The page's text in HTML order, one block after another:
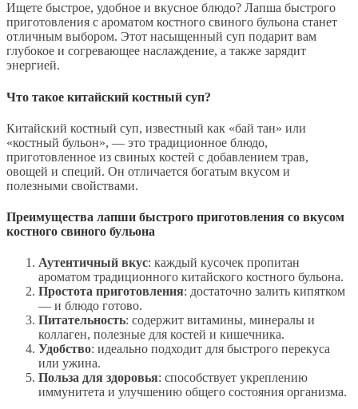
Ищете быстрое, удобное и вкусное блюдо? Лапша быстрого
приготовления с ароматом костного свиного бульона станет
отличным выбором. Этот насыщенный суп подарит вам
глубокое и согревающее наслаждение, а также зарядит
энергией.
Что такое китайский костный суп?
Китайский костный суп, известный как «бай тан» или
«костный бульон», — это традиционное блюдо,
приготовленное из свиных костей с добавлением трав,
овощей и специй. Он отличается богатым вкусом и
полезными свойствами.
Преимущества лапши быстрого приготовления со вкусом
костного свиного бульона
Аутентичный вкус: каждый кусочек пропитан
ароматом традиционного китайского костного бульона.
Простота приготовления: достаточно залить кипятком
— и блюдо готово.
Питательность: содержит витамины, минералы и
коллаген, полезные для костей и кишечника.
Удобство: идеально подходит для быстрого перекуса
или ужина.
Польза для здоровья: способствует укреплению
иммунитета и улучшению общего состояния организма.